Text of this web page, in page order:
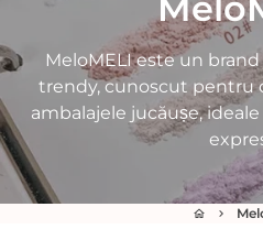
MeloMELI este un
trendy, cunoscut pentru
ambalajele jucăușe,
home keyboard_arrow_right